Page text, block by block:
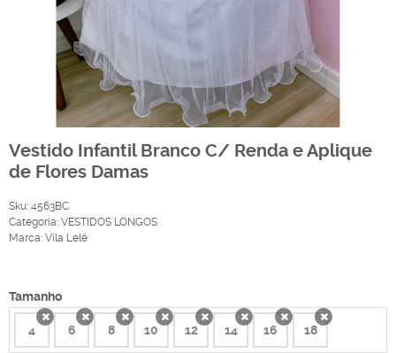
Vestido Infantil Branco C/ Renda e Aplique
de Flores Damas
Sku: 4563BC
Categoria: VESTIDOS LONGOS
Marca: Vila Lelê
Tamanho
4 6 8 10x 12x 14x 16x 18x